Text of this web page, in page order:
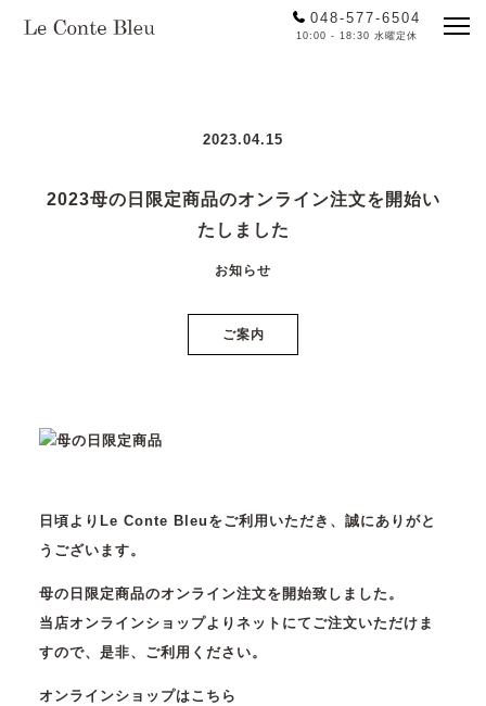
048-577-6504
10:00 - 18:30 水曜定休
2023.04.15
2023母の日限定商品のオンライン注文を開始い
たしました
お知らせ
ご案内
日頃よりLe Conte Bleuをご利用いただき、誠にありがと
うございます。
母の日限定商品のオンライン注文を開始致しました。
当店オンラインショップよりネットにてご注文いただけま
すので、是非、ご利用ください。
オンラインショップはこちら